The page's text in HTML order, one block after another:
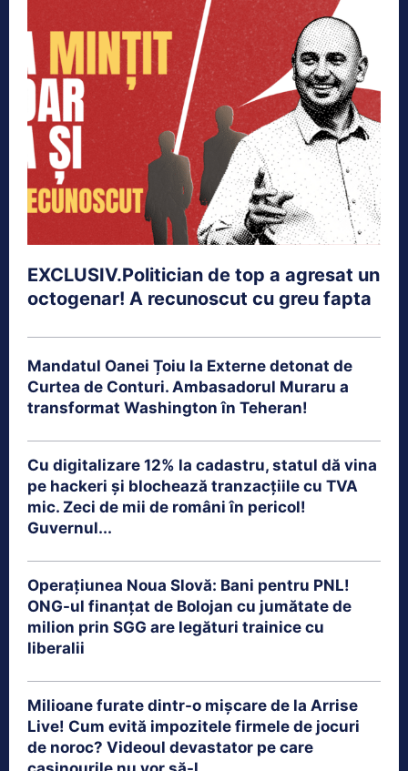
EXCLUSIV.Politician de top a agresat un
octogenar! A recunoscut cu greu fapta
Mandatul Oanei Țoiu la Externe detonat de
Curtea de Conturi. Ambasadorul Muraru a
transformat Washington în Teheran!
Cu digitalizare 12% la cadastru, statul dă vina
pe hackeri și blochează tranzacțiile cu TVA
mic. Zeci de mii de români în pericol!
Guvernul...
Operațiunea Noua Slovă: Bani pentru PNL!
ONG-ul finanțat de Bolojan cu jumătate de
milion prin SGG are legături trainice cu
liberalii
Milioane furate dintr-o mișcare de la Arrise
Live! Cum evită impozitele firmele de jocuri
de noroc? Videoul devastator pe care